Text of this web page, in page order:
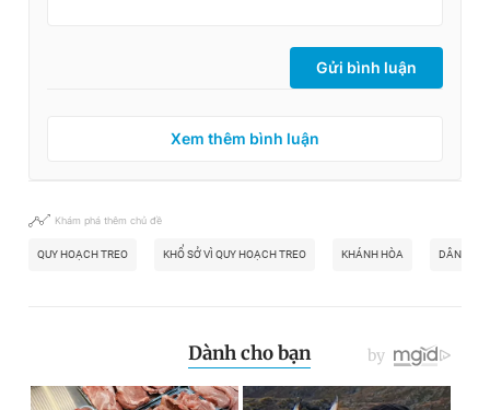
Gửi bình luận
Xem thêm bình luận
Khám phá thêm chủ đề
QUY HOẠCH TREO KHỔ SỞ VÌ QUY HOẠCH TREO KHÁNH HÒA DÂN KHỔ